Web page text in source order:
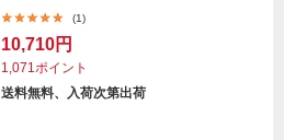
(1)
10,710円
1,071ポイント
送料無料、入荷次第出荷